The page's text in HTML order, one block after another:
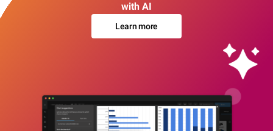
with AI
Learn more